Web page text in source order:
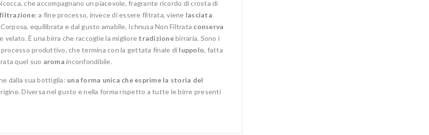
che accompagnano un piacevole, fragrante ricordo di crosta di
: a fine processo, invece di essere filtrata, viene lasciata
Corposa, equilibrata e dal gusto amabile, Ichnusa Non Filtrata conserva
È una birra che raccoglie la migliore tradizionebirraria. Sono i
produttivo, che termina con la gettata finale di luppolo, fatta
quel suo aroma inconfondibile.
dalla sua bottiglia: una forma unica che esprime la storia del
Diversa nel gusto e nella forma rispetto a tutte le birre presenti